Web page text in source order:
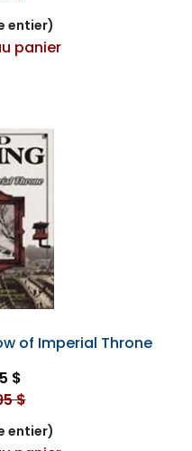
entier)
panier
of Imperial Throne
$
$
entier)